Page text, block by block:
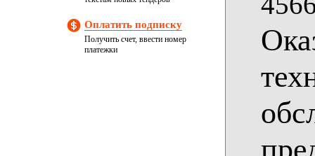
Оплатить подписку
Получить счет, ввести номер
платежки